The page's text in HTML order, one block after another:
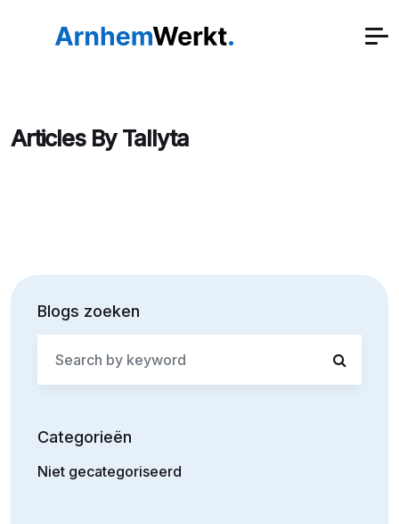
Articles By Tallyta
Blogs zoeken
for:
Categorieën
Niet gecategoriseerd